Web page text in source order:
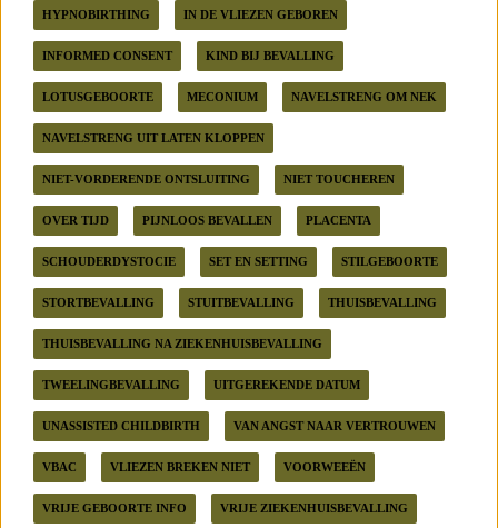
HYPNOBIRTHING IN DE VLIEZEN GEBOREN
INFORMED CONSENT KIND BIJ BEVALLING
LOTUSGEBOORTE MECONIUM NAVELSTRENG OM NEK
NAVELSTRENG UIT LATEN KLOPPEN
NIET-VORDERENDE ONTSLUITING NIET TOUCHEREN
OVER TIJD PIJNLOOS BEVALLEN PLACENTA
SCHOUDERDYSTOCIE SET EN SETTING STILGEBOORTE
STORTBEVALLING STUITBEVALLING THUISBEVALLING
THUISBEVALLING NA ZIEKENHUISBEVALLING
TWEELINGBEVALLING UITGEREKENDE DATUM
UNASSISTED CHILDBIRTH VAN ANGST NAAR VERTROUWEN
VBAC VLIEZEN BREKEN NIET VOORWEEËN
VRIJE GEBOORTE INFO VRIJE ZIEKENHUISBEVALLING